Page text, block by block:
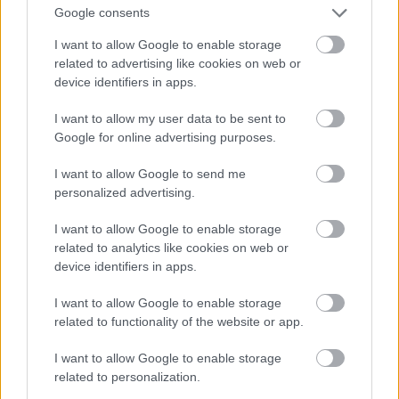
Google consents
I want to allow Google to enable storage
related to advertising like cookies on web or
device identifiers in apps.
I want to allow my user data to be sent to
Google for online advertising purposes.
I want to allow Google to send me
personalized advertising.
I want to allow Google to enable storage
related to analytics like cookies on web or
device identifiers in apps.
I want to allow Google to enable storage
related to functionality of the website or app.
I want to allow Google to enable storage
related to personalization.
1980-as évekre Rabat fokozatosan áttért a
„nincs semmiféle engedmény” álláspontjáról a
tárgyalási szándékra. Annál is inkább, mert az
ENSZ, a fő nemzetközi döntőbíró a spanyol
szaharaiak népszavazás útján biztosított
önrendelkezési jogához.
A SADR legitimációját nagyrészt az segítette,
hogy az ENSZ nem volt hajlandó elismerni
Nyugat-Szahara marokkói annektálását a helyi
lakosság egyértelmű, szavazással alátámasztott
beleegyezése nélkül. A részben elismert
Egységszervezetbe (OAU) is felvették, amely
később Afrikai Unióvá alakult át.
1988-ban az OAU és az ENSZ határozatot
fogadott el, amelyben népszavazást